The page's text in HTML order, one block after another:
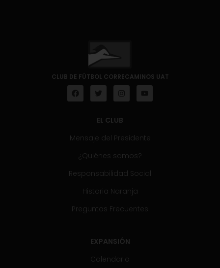
CLUB DE FÚTBOL CORRECAMINOS UAT
EL CLUB
Mensaje del Presidente
¿Quiénes somos?
Responsabilidad Social
Historia Naranja
Preguntas Frecuentes
EXPANSIÓN
Calendario